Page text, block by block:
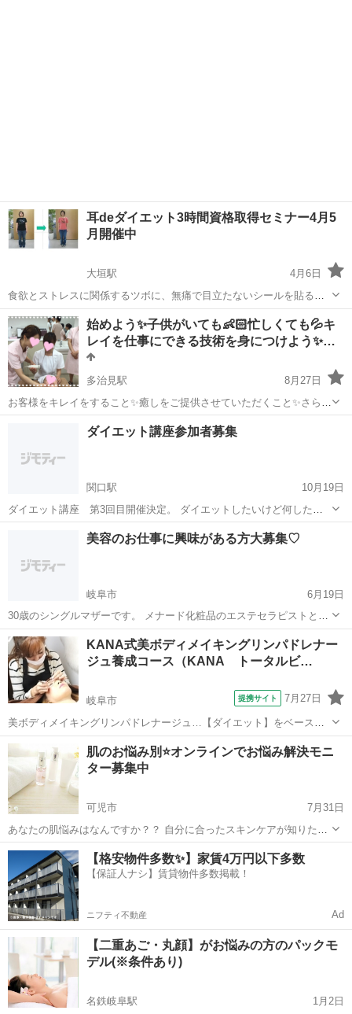
耳deダイエット3時間資格取得セミナー4月5
月開催中
大垣駅
4月6日
食欲とストレスに関係するツボに、無痛で目立たないシールを貼る
と、食欲が抑えられストレスフリーでダイエットできると評判の日本
健康美容研究協会「耳deダイエット」。 セミナーで施術方法と栄養学
を学んで頂きますと、日本健康美容研究...
岐阜 大垣市 大垣駅 エステ
始めよう✨子供がいても👶🏻忙しくても💦キ
レイを仕事にできる技術を身につけよう✨…
多治見駅
8月27日
お客様をキレイをすること✨癒しをご提供させていただくこと✨さらに
自分自身もキレイになること✨それがエステセラピストの仕事です
多治見市 多治見駅 エステ メナード
ダイエット講座参加者募集
関口駅
10月19日
ダイエット講座 第3回目開催決定。 ダイエットしたいけど何したら
いいかわからない めんどくさがり屋さん スタイルよくて若い講師だ
と、受けにくい とりあえず何か変えたい ダイエットしてみたい 無理
関口駅 エステ 講座
美容のお仕事に興味がある方大募集♡
岐阜市
6月19日
30歳のシングルマザーです。 メナード化粧品のエステセラピストとし
て 2年ほど働いています。 もともとダブルワークでしたが、 産休、
育休を活かしてこの度店長になりました。 今後は、サロン開設を予定
しており 一緒に働いてくれ...
岐阜 岐阜市 エステ サロン
KANA式美ボディメイキングリンパドレナー
ジュ養成コース（KANA トータルビ…
岐阜市 提携サイト 7月27日
美ボディメイキングリンパドレナージュ…【ダイエット】をベースと
し、リンパドレナージュを学びます。 KANA式リンパドレナージュな
ので、スリミングエステ、バリエステ、アロマ、リンパドレナージ
ュ、整体、気功が全て融合されたオリジ...
岐阜 岐阜市 エステ
肌のお悩み別⭐️オンラインでお悩み解決モニ
ター募集中
可児市
7月31日
あなたの肌悩みはなんですか？？ 自分に合ったスキンケアが知りた
い！！ 色々試してはいるけど、理想に近づかないと感じている。 など
など、インターネットで検索したり 動画で調べても自分に合っている
のかわからず ...
岐阜 可児市 エステ オンライン
【格安物件多数✨】家賃4万円以下多数
【保証人ナシ】賃貸物件多数掲載！
ニフティ不動産 Ad
【二重あご・丸顔】がお悩みの方のパックモ
デル(※条件あり)
名鉄岐阜駅
1月2日